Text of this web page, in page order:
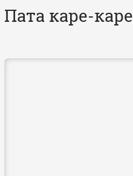
Пата каре-каре